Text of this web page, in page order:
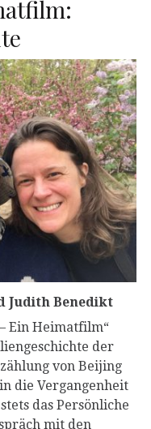
Judith Benedikt
Ein Heimatfilm“
der
von Beijing
die Vergangenheit
das Persönliche
mit den